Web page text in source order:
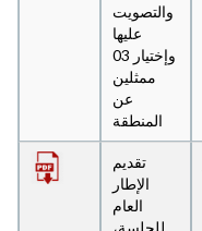
والتصويت
عليها
وإختيار 03
ممثلين
عن
المنطقة
تقديم
الإطار
العام
للجلسة،